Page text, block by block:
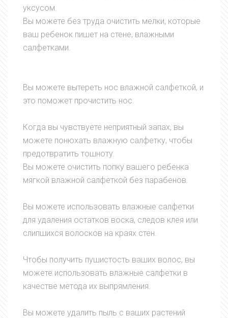
уксусом.
Вы можете без труда очистить мелки, которые
ваш ребенок пишет на стене, влажными
салфетками.
Вы можете вытереть нос влажной салфеткой, и
это поможет прочистить нос.
Когда вы чувствуете неприятный запах, вы
можете понюхать влажную салфетку, чтобы
предотвратить тошноту.
Вы можете очистить попку вашего ребенка
мягкой влажной салфеткой без парабенов.
Вы можете использовать влажные салфетки
для удаления остатков воска, следов клея или
слипшихся волосков на краях стен.
Чтобы получить пушистость ваших волос, вы
можете использовать влажные салфетки в
качестве метода их выпрямления.
Вы можете удалить пыль с ваших растений